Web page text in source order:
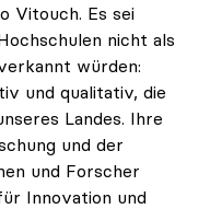
Vitouch. Es sei
nicht als
würden:
und qualitativ, die
Landes. Ihre
und der
und Forscher
Innovation und